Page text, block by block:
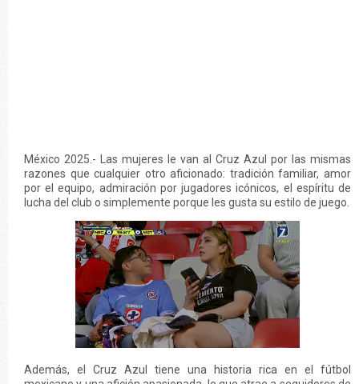
México 2025.- Las mujeres le van al Cruz Azul por las mismas
razones que cualquier otro aficionado: tradición familiar, amor
por el equipo, admiración por jugadores icónicos, el espíritu de
lucha del club o simplemente porque les gusta su estilo de juego.
Además, el Cruz Azul tiene una historia rica en el fútbol